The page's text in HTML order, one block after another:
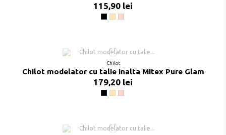
115,90 lei
Negru
BejPudra
Chilot
Chilot modelator cu talie inalta Mitex Pure Glam
179,20 lei
Negru
BejPudra